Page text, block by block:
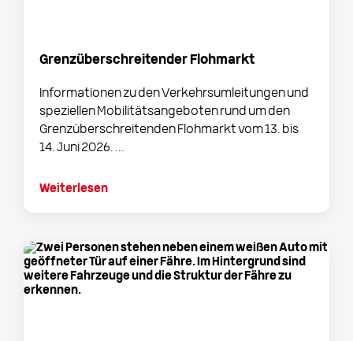
Grenzüberschreitender Flohmarkt
Informationen zu den Verkehrsumleitungen und
speziellen Mobilitätsangeboten rund um den
Grenzüberschreitenden Flohmarkt vom 13. bis
14. Juni 2026. ...
Weiterlesen